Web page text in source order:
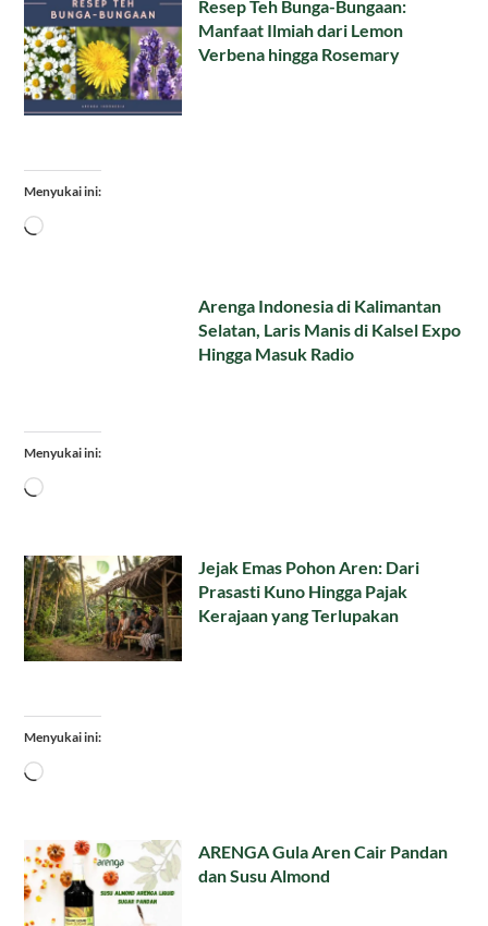
Resep Teh Bunga-Bungaan:
Manfaat Ilmiah dari Lemon
Verbena hingga Rosemary
Menyukai ini:
Memuat...
Arenga Indonesia di Kalimantan
Selatan, Laris Manis di Kalsel Expo
Hingga Masuk Radio
Menyukai ini:
Memuat...
Jejak Emas Pohon Aren: Dari
Prasasti Kuno Hingga Pajak
Kerajaan yang Terlupakan
Menyukai ini:
Memuat...
ARENGA Gula Aren Cair Pandan
dan Susu Almond